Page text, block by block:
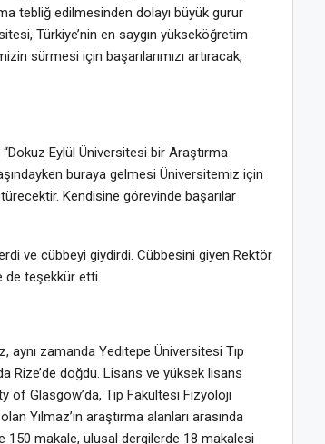
tebliğ edilmesinden dolayı büyük gurur
Türkiye’nin en saygın yükseköğretim
sürmesi için başarılarımızı artıracak,
Eylül Üniversitesi bir Araştırma
buraya gelmesi Üniversitemiz için
Kendisine görevinde başarılar
ve cübbeyi giydirdi. Cübbesini giyen Rektör
de teşekkür etti.
aynı zamanda Yeditepe Üniversitesi Tıp
Rize’de doğdu. Lisans ve yüksek lisans
of Glasgow’da, Tıp Fakültesi Fizyoloji
Yılmaz’ın araştırma alanları arasında
150 makale, ulusal dergilerde 18 makalesi